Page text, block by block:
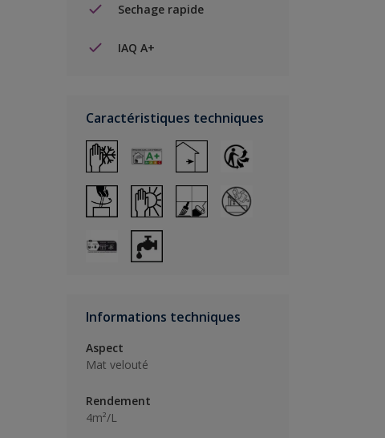
Sechage rapide
IAQ A+
Caractéristiques techniques
Informations techniques
Aspect
Mat velouté
Rendement
4m²/L